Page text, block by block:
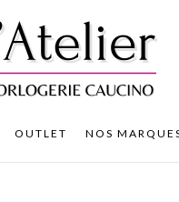
OUTLET NOS